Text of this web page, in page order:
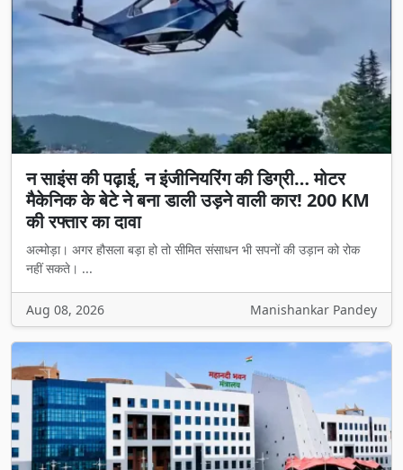
न साइंस की पढ़ाई, न इंजीनियरिंग की डिग्री… मोटर
मैकेनिक के बेटे ने बना डाली उड़ने वाली कार! 200 KM
की रफ्तार का दावा
अल्मोड़ा। अगर हौसला बड़ा हो तो सीमित संसाधन भी सपनों की उड़ान को रोक
नहीं सकते। ...
Aug 08, 2026 Manishankar Pandey